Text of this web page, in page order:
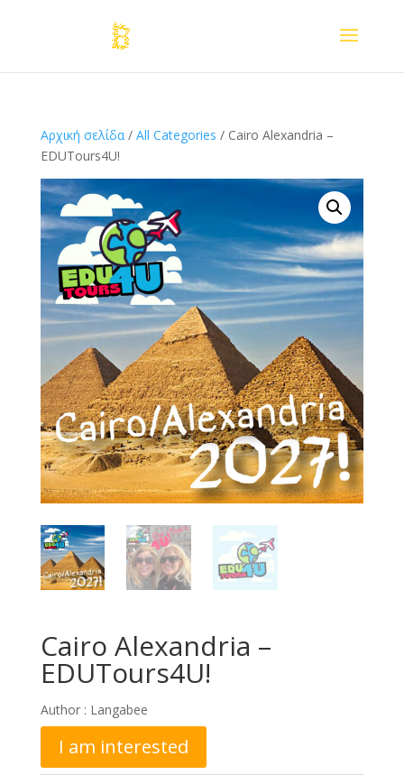
Αρχική σελίδα/ All Categories / Cairo Alexandria –
EDUTours4U!
Cairo Alexandria –
EDUTours4U!
Author : Langabee
I am interested